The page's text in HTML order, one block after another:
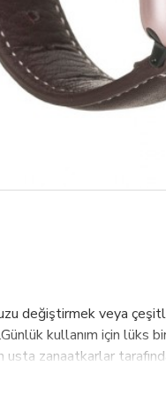
değiştirmek veya
kullanım için lüks
usta zanaatkarlar